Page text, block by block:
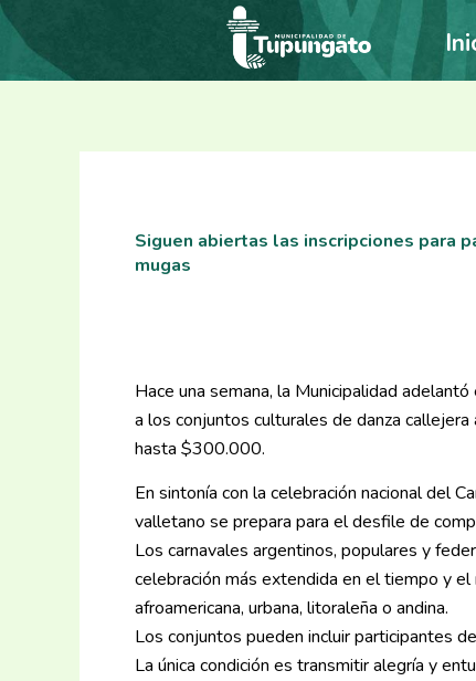
Ir
contenido
Siguen abiertas las inscripciones para
mugas
Hace una semana, la Municipalidad
a los conjuntos culturales de danza
hasta $300.000.
En sintonía con la celebración nacional del
valletano se prepara para el desfile de
Los carnavales argentinos, populares y
celebración más extendida en el tiempo y el
afroamericana, urbana, litoraleña o andina.
Los conjuntos pueden incluir participantes
La única condición es transmitir alegría y